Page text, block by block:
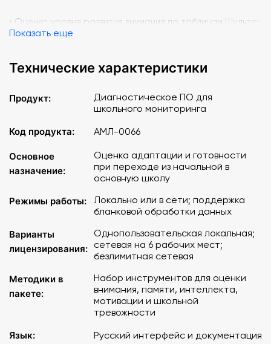
• Оценка уровня развития внимания по таблицам Шульте;
• Оценка продуктивности памяти;
Равена;
• Тест «Минута» - классическая психофизиологическая
2. Диагностика эмоционального состояния и
адаптационных ресурсов подростка в школе:
• Тест школьной тревожности Филлипса;
• Тест-опросник «Стиль поведения в конфликте» К.
• Тест диагностики мотивации достижения детей Х. Д.
из начальных классов в средние М. И. Лукьяновой, Н. В.
Калининой;
Программа позволяет:
– оценить уровень развития к окончанию начальной
школы;
Показать еще
Технические характеристики
Продукт:
Диагностическое ПО для
школьного мониторинга
Код продукта:
АМЛ-0066
Основное
назначение:
Оценка адаптации и готовности
при переходе из начальной в
основную школу
Режимы работы:
Локально или в сети; поддержка
бланковой обработки данных
Варианты
лицензирования:
Однопользовательская локальная;
сетевая на 6 рабочих мест;
безлимитная сетевая
Методики в
пакете:
Набор инструментов для оценки
внимания, памяти, интеллекта,
мотивации и школьной
тревожности
Язык:
Русский интерфейс и документация